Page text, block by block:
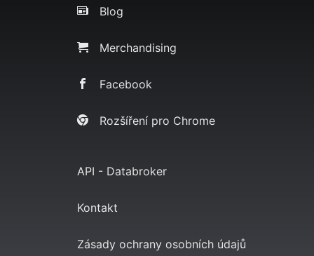
Blog
Merchandising
Facebook
Rozšíření pro Chrome
API - Databroker
Kontakt
Zásady ochrany osobních údajů